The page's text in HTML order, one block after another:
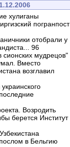
хулиганы
погранпост
отобрали у
96
сионских мудрецов"
Вместо
возглавил
Возродить
берется Институт
в Бельгию